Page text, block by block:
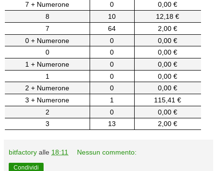
7 + Numerone
0
0,00 €
8
10
12,18 €
7
64
2,00 €
0 + Numerone
0
0,00 €
0
0
0,00 €
1 + Numerone
0
0,00 €
1
0
0,00 €
2 + Numerone
0
0,00 €
3 + Numerone
1
115,41 €
2
0
0,00 €
3
13 2,00 €
bitfactory alle 18:11 Nessun commento:
Condividi